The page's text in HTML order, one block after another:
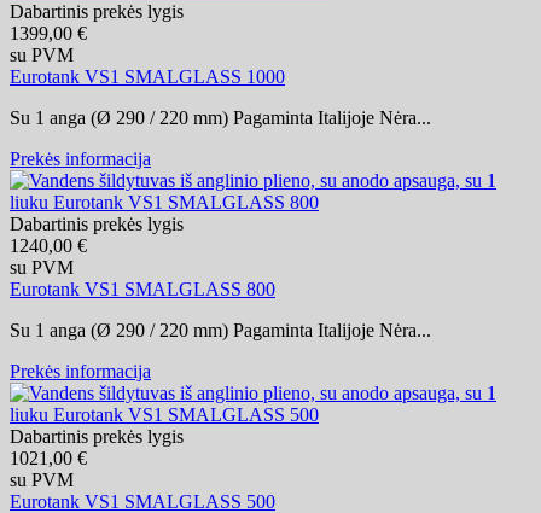
Dabartinis prekės lygis
1399,00 €
su PVM
Eurotank VS1 SMALGLASS 1000
Su 1 anga (Ø 290 / 220 mm) Pagaminta Italijoje Nėra...
Prekės informacija
Dabartinis prekės lygis
1240,00 €
su PVM
Eurotank VS1 SMALGLASS 800
Su 1 anga (Ø 290 / 220 mm) Pagaminta Italijoje Nėra...
Prekės informacija
Dabartinis prekės lygis
1021,00 €
su PVM
Eurotank VS1 SMALGLASS 500